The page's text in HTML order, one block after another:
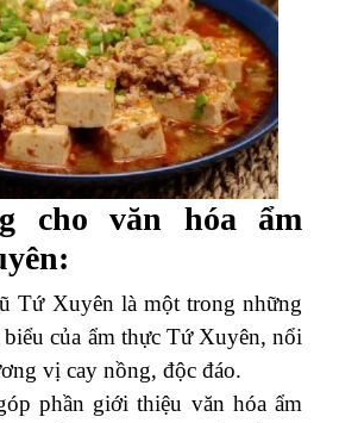
cho văn hóa ẩm
Tứ Xuyên là một trong những
của ẩm thực Tứ Xuyên, nổi
vị cay nồng, độc đáo.
phần giới thiệu văn hóa ẩm